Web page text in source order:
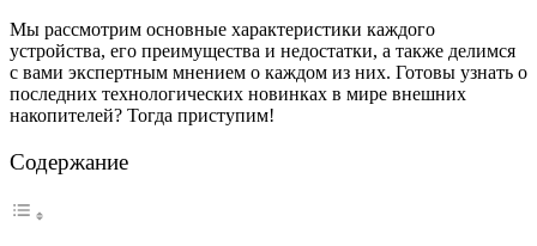
Мы рассмотрим основные характеристики каждого
устройства, его преимущества и недостатки, а также делимся
с вами экспертным мнением о каждом из них. Готовы узнать о
последних технологических новинках в мире внешних
накопителей? Тогда приступим!
Содержание